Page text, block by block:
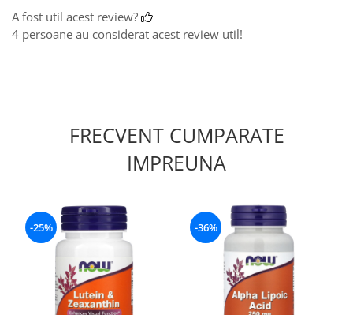
A fost util acest review?
4 persoane au considerat acest review util!
FRECVENT CUMPARATE
IMPREUNA
-25% -36%